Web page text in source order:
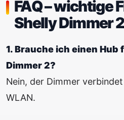
FAQ – wichtige
Shelly Dimmer 2
1. Brauche ich einen Hub
Dimmer 2?
Nein, der Dimmer
WLAN.